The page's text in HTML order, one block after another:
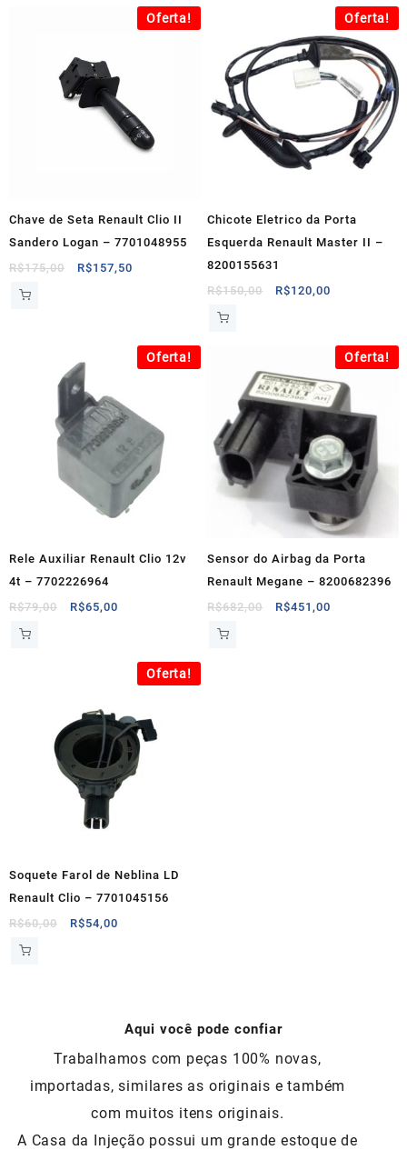
Oferta!
Chave de Seta Renault Clio II
Sandero Logan – 7701048955
R$175,00
O
R$157,50
R$157,50.
Oferta!
Chicote Eletrico da Porta
Esquerda Renault Master II –
8200155631
R$150,00
O
R$120,00
é:
R$120,00.
Oferta!
Rele Auxiliar Renault Clio 12v
4t – 7702226964
R$79,00
O
R$65,00
R$65,00.
Oferta!
Sensor do Airbag da Porta
Renault Megane – 8200682396
R$682,00
O
R$451,00
Oferta!
Soquete Farol de Neblina LD
Renault Clio – 7701045156
R$60,00
O
R$54,00
Aqui você pode confiar
Trabalhamos com peças 100% novas,
importadas, similares as originais e também
com muitos itens originais.
A Casa da Injeção possui um grande estoque de